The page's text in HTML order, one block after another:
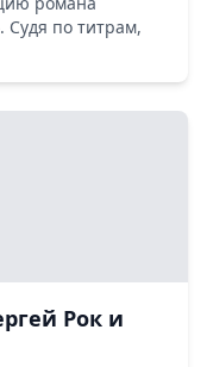
Судя по титрам,
Рок и